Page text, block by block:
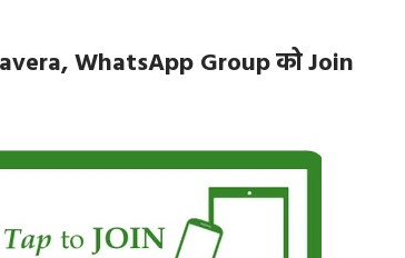
Sunny Leone
WhatsApp Group को Join